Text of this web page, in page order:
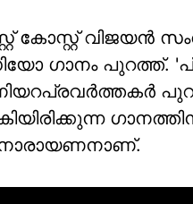
കോസ്റ്റ് വിജയൻ
ഗാനം പുറത്ത്.